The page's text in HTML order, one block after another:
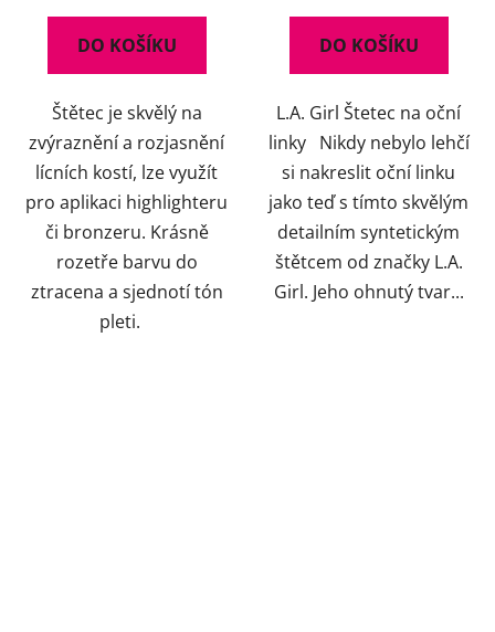
DO KOŠÍKU
Štětec je skvělý na
zvýraznění a rozjasnění
lícních kostí, lze využít
pro aplikaci highlighteru
či bronzeru. Krásně
rozetře barvu do
ztracena a sjednotí tón
pleti.
DO KOŠÍKU
L.A. Girl Štetec na oční
linky Nikdy nebylo lehčí
si nakreslit oční linku
jako teď s tímto skvělým
detailním syntetickým
štětcem od značky L.A.
Girl. Jeho ohnutý tvar...